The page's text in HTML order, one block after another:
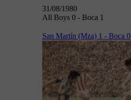
31/08/1980
All Boys 0 - Boca 1
San Martín (Mza) 1 - Boca 0